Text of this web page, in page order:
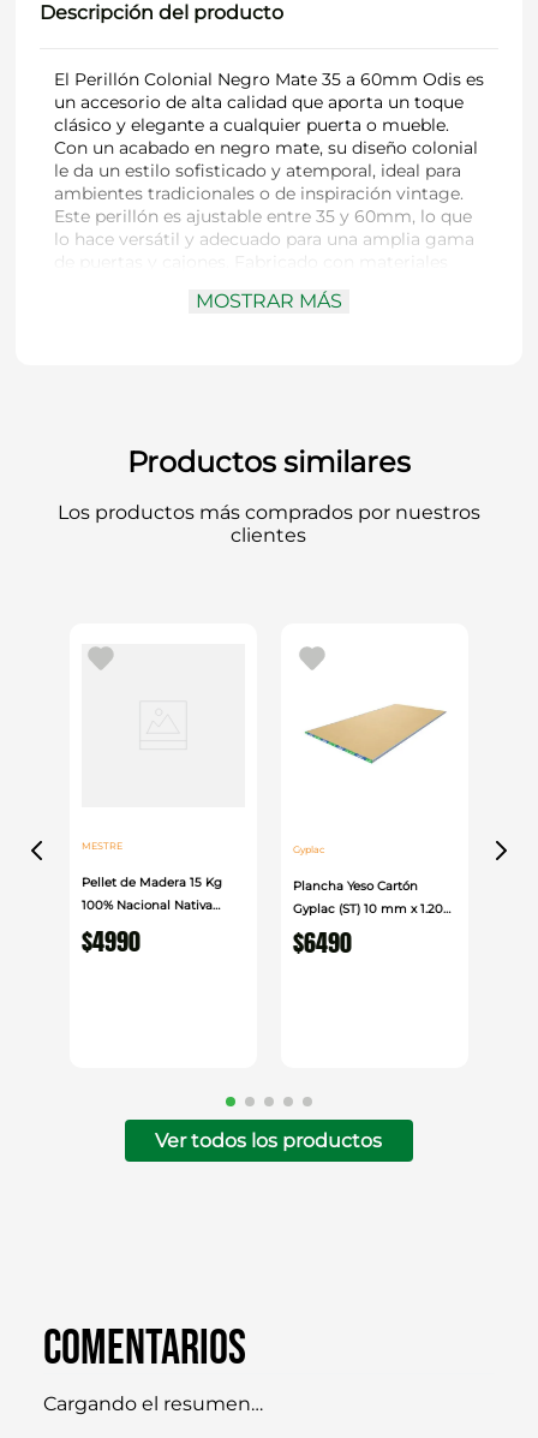
Descripción del producto
El Perillón Colonial Negro Mate 35 a 60mm Odis es
un accesorio de alta calidad que aporta un toque
clásico y elegante a cualquier puerta o mueble.
Con un acabado en negro mate, su diseño colonial
le da un estilo sofisticado y atemporal, ideal para
ambientes tradicionales o de inspiración vintage.
Este perillón es ajustable entre 35 y 60mm, lo que
lo hace versátil y adecuado para una amplia gama
de puertas y cajones. Fabricado con materiales
seguro, brindando tanto estética como
MOSTRAR MÁS
Productos similares
Los productos más comprados por nuestros
clientes
MESTRE
Pellet de Madera 15 Kg
100% Nacional Nativa
Mestre
$4990
Gyplac
Plancha Yeso Cartón
Gyplac (ST) 10 mm x 1.20
cm x 2.40cm
$6490
Ver todos los productos
Comentarios
Cargando el resumen…